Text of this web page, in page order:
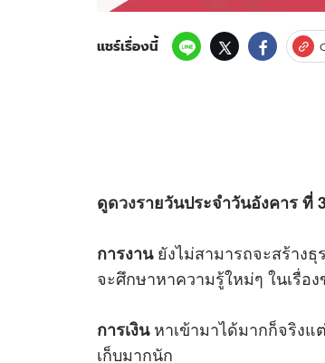
แชร์เรื่องนี้
ดูดวงรายวันประจำวันอังคาร ที่
การงานยังไม่สามารถจะสร้าง
จะศึกษาหาความรู้ใหม่ๆ ในเรื่อ
การเงินหาเข้ามาได้มากก็จริง
เก็บมากนัก